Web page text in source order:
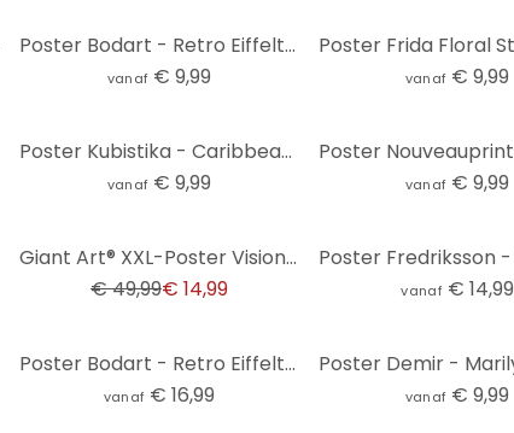
Poster Bodart - Retro Eiffeltoren
vanaf € 9,99 vanaf € 9,99
Poster Kubistika - Caribbean Night
vanaf € 9,99 vanaf € 9,99
Giant Art® XXL-Poster Visions of Marilyn - 175x115 cm
€ 49,99€ 14,99 vanaf € 14,99
Poster Bodart - Retro Eiffeltoren
vanaf € 16,99 vanaf € 9,99